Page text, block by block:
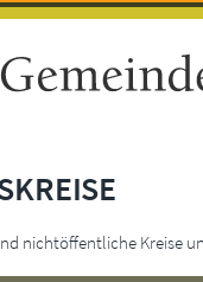
nichtöffentliche Kreise